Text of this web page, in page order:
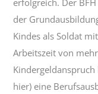
erfolgreich. Der
der
Kindes als Soldat
Arbeitszeit von
hier) eine